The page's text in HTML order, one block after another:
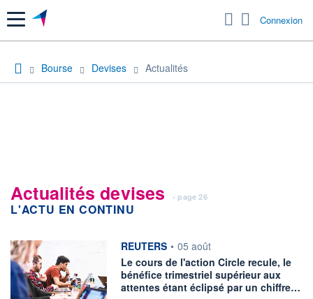
Menu Connexion
Bourse Devises Actualités
Actualités devises - page 26
L'ACTU EN CONTINU
information fournie par
REUTERS • 05 août
Le cours de l'action Circle recule, le
bénéfice trimestriel supérieur aux
attentes étant éclipsé par un chiffre…